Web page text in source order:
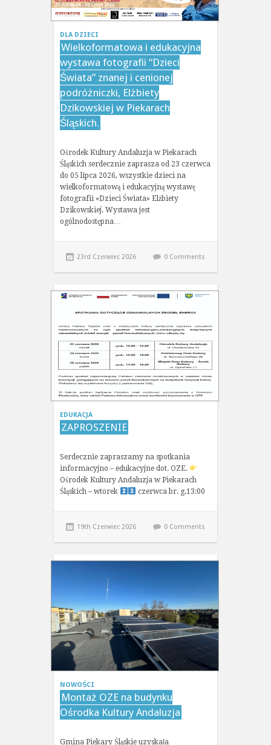
DLA DZIECI
Wielkoformatowa i edukacyjna
wystawa fotografii “Dzieci
Świata” znanej i cenionej
podróżniczki, Elżbiety
Dzikowskiej w Piekarach
Śląskich.
Ośrodek Kultury Andaluzja w Piekarach
Śląskich serdecznie zaprasza od 23 czerwca
do 05 lipca 2026, wszystkie dzieci na
wielkoformatową i edukacyjną wystawę
fotografii «Dzieci Świata» Elżbiety
Dzikowskiej. Wystawa jest
ogólnodostępna…
23rd Czerwiec 2026 0 Comments
EDUKACJA
ZAPROSZENIE
Serdecznie zapraszamy na spotkania
informacyjno – edukacyjne dot. OZE.
Ośrodek Kultury Andaluzja w Piekarach
Śląskich – wtorek
czerwca br. g.13:00
19th Czerwiec 2026 0 Comments
NOWOŚCI
Montaż OZE na budynku
Ośrodka Kultury Andaluzja
Gmina Piekary Śląskie uzyskała